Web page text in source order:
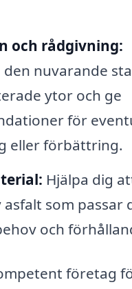
och rådgivning:
nuvarande
ytor och ge
för
eller förbättring.
Hjälpa dig
som passar
och
företag